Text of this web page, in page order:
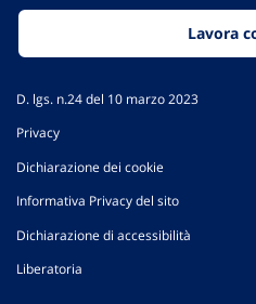
Lavora
D. lgs. n.24 del 10 marzo 2023
Privacy
Dichiarazione dei cookie
Informativa Privacy del sito
Dichiarazione di accessibilità
Liberatoria